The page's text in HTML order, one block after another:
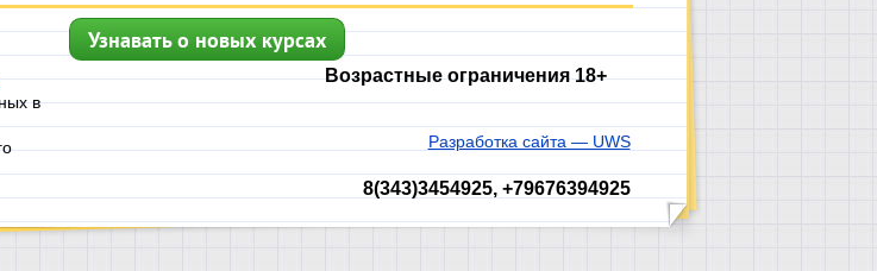
в
Узнавать о новых курсах
Возрастные ограничения 18+
Разработка сайта — UWS
8(343)3454925, +79676394925